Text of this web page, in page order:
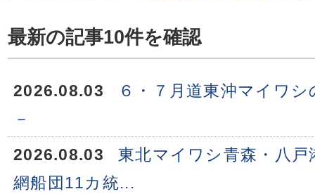
最新の記事10件を確認
2026.08.03
６・７月道東沖マイワ
－
2026.08.03
東北マイワシ青森・八
網船団11カ統...